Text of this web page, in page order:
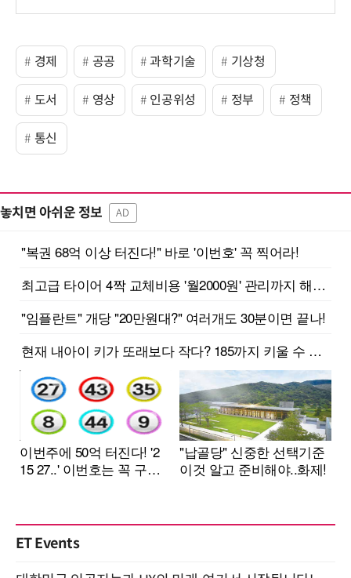
경제 공공 과학기술 기상청
도서 영상 인공위성 정부 정책
통신
놓치면 아쉬운 정보 AD
ET Events